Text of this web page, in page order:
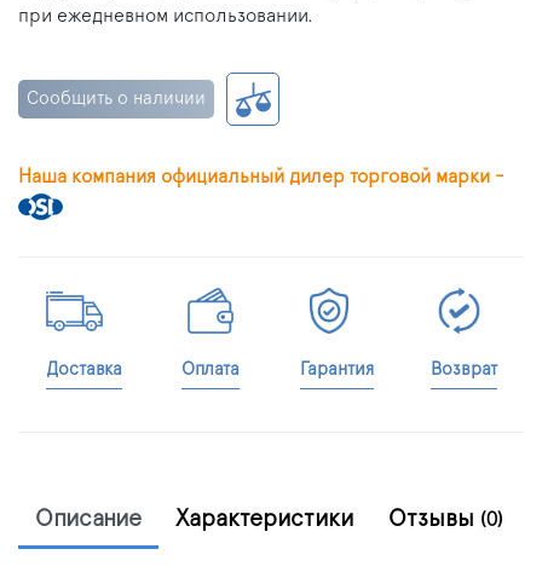
при ежедневном использовании.
Сообщить о наличии
Наша компания официальный дилер торговой марки -
Доставка Оплата Гарантия Возврат
Описание Характеристики Отзывы (0)